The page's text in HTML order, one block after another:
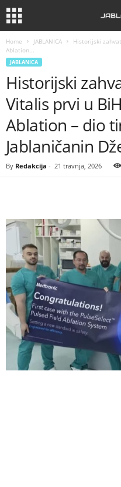
Home JABLANICA
Historijski
Ablation...
JABLANICA
Historijski
Vitalis prvi u
Ablation – dio
Jablaničanin
By Redakcija - 21 travnja, 2026